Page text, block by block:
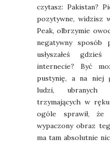
czytasz: Pakistan?
pozytywne, widzisz
Peak, olbrzymie
negatywny sposób
usłyszałeś
internecie? Być
pustynię, a na niej
ludzi,
trzymających w
ogóle sprawił,
wypaczony obraz
ma tam absolutnie